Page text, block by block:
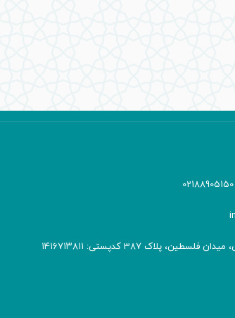
پلاک 387 کدپستی: ۱۴۱۶۷۱۳۸۱۱